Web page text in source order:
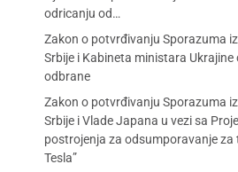
odricanju od…
Zakon o potvrđivanju Sporazuma
Srbije i Kabineta ministara
odbrane
Zakon o potvrđivanju Sporazuma
Srbije i Vlade Japana u vezi sa
postrojenja za odsumporavanje za
Tesla”